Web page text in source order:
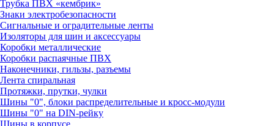
Трубка ПВХ «кембрик»
Знаки электробезопасности
Сигнальные и оградительные ленты
Изоляторы для шин и аксессуары
Коробки металлические
Коробки распаячные ПВХ
Наконечники, гильзы, разъемы
Лента спиральная
Протяжки, прутки, чулки
Шины "0", блоки распределительные и кросс-модули
Шины "0" на DIN-рейку
Шины в корпусе